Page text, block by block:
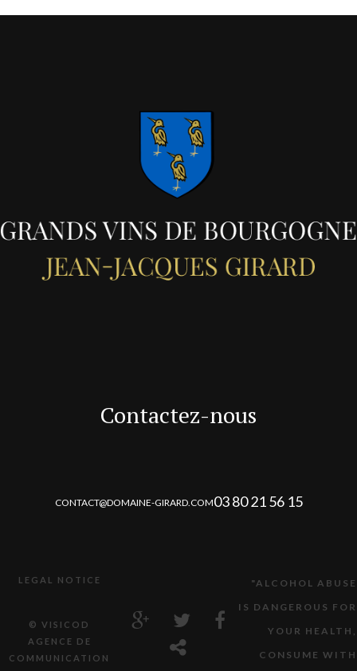
Contactez-nous
CONTACT@DOMAINE-GIRARD.COM03 80 21 56 15
LEGAL NOTICE
© VISICOD
AGENCE DE
COMMUNICATION
"ALCOHOL ABUSE
IS DANGEROUS FOR
YOUR HEALTH,
CONSUME WITH